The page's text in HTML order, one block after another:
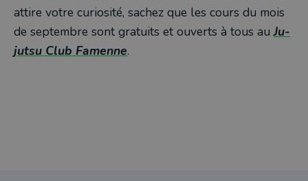
attire votre curiosité, sachez que les cours du mois
de septembre sont gratuits et ouverts à tous auJu-
jutsu Club Famenne.